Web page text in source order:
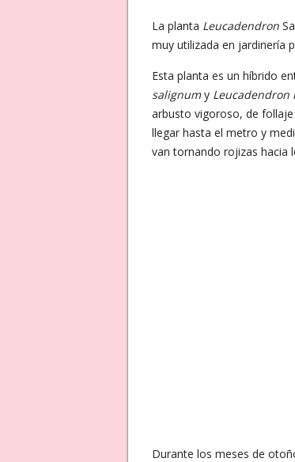
La planta Leucadendron
muy utilizada en jardinería
Esta planta es un híbrido
salignumy Leucadendron
arbusto vigoroso, de
llegar hasta el metro y
van tornando rojizas hacia
Durante los meses de